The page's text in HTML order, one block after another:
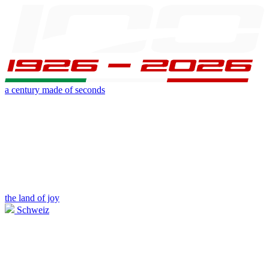
a century made of seconds
the land of joy
Schweiz